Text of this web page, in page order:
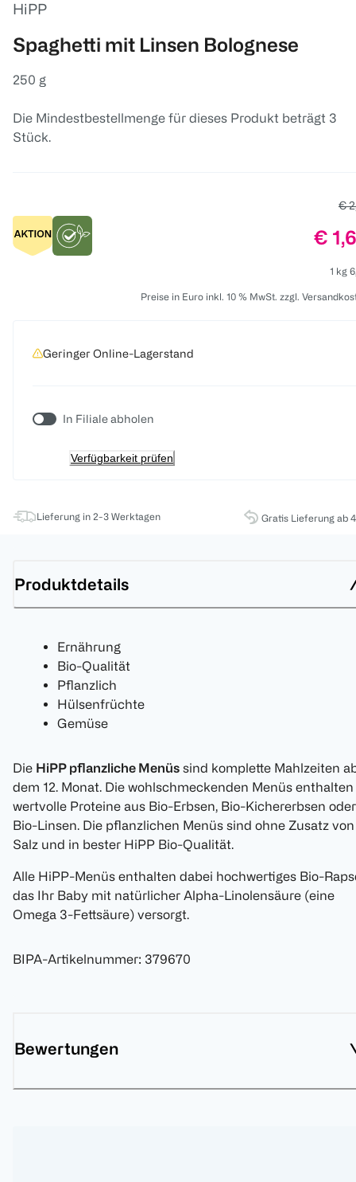
HiPP
Spaghetti mit Linsen Bolognese
250 g
Die Mindestbestellmenge für dieses Produkt beträgt 3
Stück.
€
€
1 kg
Preise in Euro inkl. 10 % MwSt. zzgl.
Geringer Online-Lagerstand
In Filiale abholen
Verfügbarkeit prüfen
Lieferung in 2-3 Werktagen Gratis Lieferung ab
Produktdetails
Ernährung
Bio-Qualität
Pflanzlich
Hülsenfrüchte
Gemüse
Die HiPP pflanzliche Menüs sind komplette Mahlzeiten
dem 12. Monat. Die wohlschmeckenden Menüs enthalten
wertvolle Proteine aus Bio-Erbsen, Bio-Kichererbsen oder
Bio-Linsen. Die pflanzlichen Menüs sind ohne Zusatz von
Salz und in bester HiPP Bio-Qualität.
Alle HiPP-Menüs enthalten dabei hochwertiges Bio-
das Ihr Baby mit natürlicher Alpha-Linolensäure (eine
Omega 3-Fettsäure) versorgt.
BIPA-Artikelnummer: 379670
Bewertungen